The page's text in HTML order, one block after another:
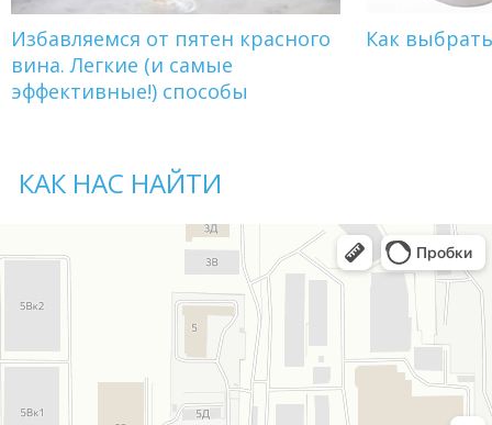
Избавляемся от пятен красного
вина. Легкие (и самые
эффективные!) способы
Как
КАК НАС НАЙТИ